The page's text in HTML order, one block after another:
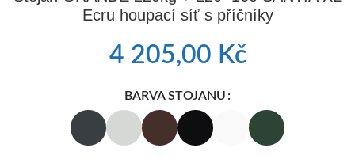
Ecru houpací síť s příčníky
4 205,00 Kč
BARVA STOJANU